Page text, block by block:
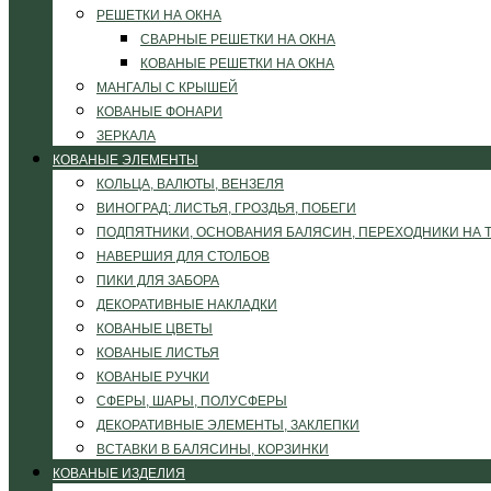
РЕШЕТКИ НА ОКНА
СВАРНЫЕ РЕШЕТКИ НА ОКНА
КОВАНЫЕ РЕШЕТКИ НА ОКНА
МАНГАЛЫ С КРЫШЕЙ
КОВАНЫЕ ФОНАРИ
ЗЕРКАЛА
КОВАНЫЕ ЭЛЕМЕНТЫ
КОЛЬЦА, ВАЛЮТЫ, ВЕНЗЕЛЯ
ВИНОГРАД: ЛИСТЬЯ, ГРОЗДЬЯ, ПОБЕГИ
ПОДПЯТНИКИ, ОСНОВАНИЯ БАЛЯСИН, ПЕРЕХОДНИКИ НА
НАВЕРШИЯ ДЛЯ СТОЛБОВ
ПИКИ ДЛЯ ЗАБОРА
ДЕКОРАТИВНЫЕ НАКЛАДКИ
КОВАНЫЕ ЦВЕТЫ
КОВАНЫЕ ЛИСТЬЯ
КОВАНЫЕ РУЧКИ
СФЕРЫ, ШАРЫ, ПОЛУСФЕРЫ
ДЕКОРАТИВНЫЕ ЭЛЕМЕНТЫ, ЗАКЛЕПКИ
ВСТАВКИ В БАЛЯСИНЫ, КОРЗИНКИ
КОВАНЫЕ ИЗДЕЛИЯ